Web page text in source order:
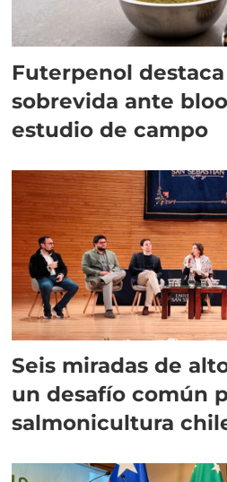
Futerpenol destaca
sobrevida ante
estudio de campo
Seis miradas de
un desafío común
salmonicultura